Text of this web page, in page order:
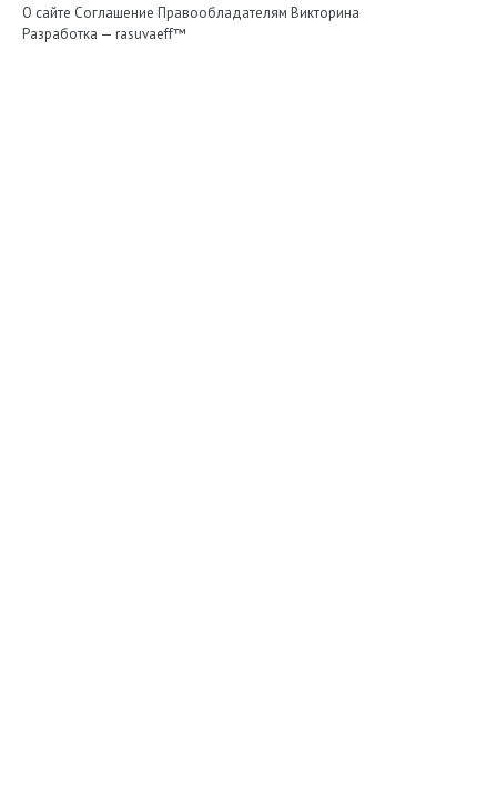
О сайте Соглашение Правообладателям Викторина
Разработка — rasuvaeff™